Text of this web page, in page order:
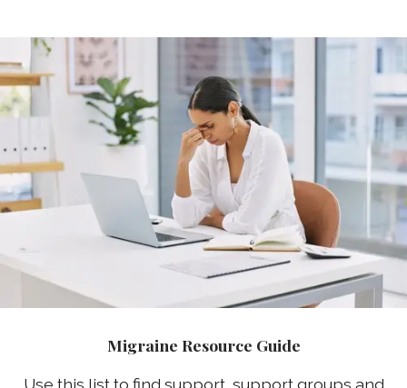
Migraine Resource Guide
Use this list to find support, support groups and